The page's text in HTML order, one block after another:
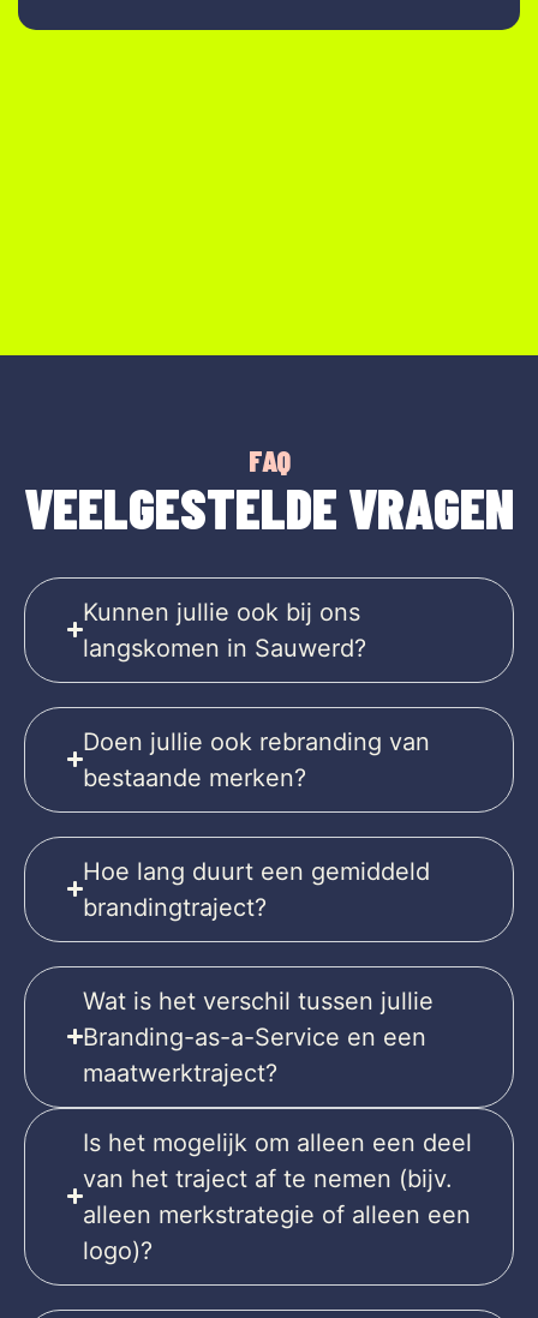
FAQ
VEELGESTELDE VRAGEN
Kunnen jullie ook bij ons
langskomen in Sauwerd?
Doen jullie ook rebranding van
bestaande merken?
Hoe lang duurt een gemiddeld
brandingtraject?
Wat is het verschil tussen jullie
Branding-as-a-Service en een
maatwerktraject?
Is het mogelijk om alleen een deel
van het traject af te nemen (bijv.
alleen merkstrategie of alleen een
logo)?